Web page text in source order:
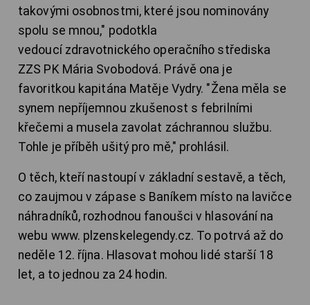
takovými osobnostmi, které jsou nominovány
spolu se mnou," podotkla
vedoucí zdravotnického operačního střediska
ZZS PK Mária Svobodová. Právě ona je
favoritkou kapitána Matěje Vydry. "Žena měla se
synem nepříjemnou zkušenost s febrilními
křečemi a musela zavolat záchrannou službu.
Tohle je příběh ušitý pro mě," prohlásil.
O těch, kteří nastoupí v základní sestavě, a těch,
co zaujmou v zápase s Baníkem místo na lavičce
náhradníků, rozhodnou fanoušci v hlasování na
webu www. plzenskelegendy.cz. To potrvá až do
neděle 12. října. Hlasovat mohou lidé starší 18
let, a to jednou za 24 hodin.